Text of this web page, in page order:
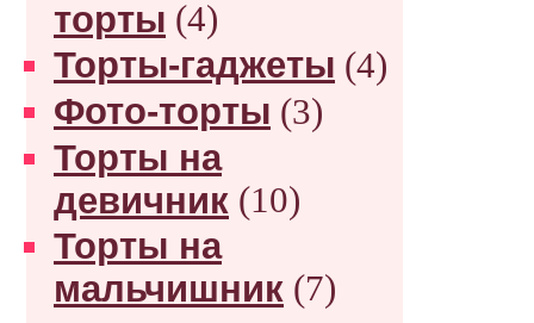
торты (4)
Торты-гаджеты (4)
Фото-торты (3)
Торты на
девичник (10)
Торты на
мальчишник (7)